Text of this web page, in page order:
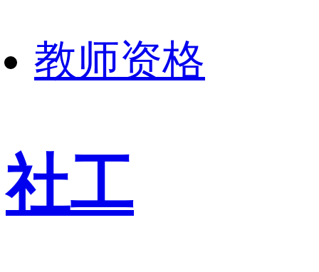
教师资格
社工